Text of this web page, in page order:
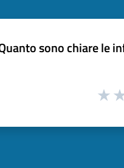
sono chiare le